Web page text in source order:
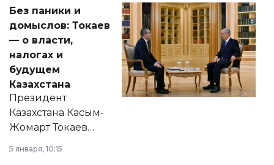
Без паники и
домыслов: Токаев
— о власти,
налогах и
будущем
Казахстана
Президент
Казахстана Касым-
Жомарт Токаев
сразу несколько
5 января, 10:15